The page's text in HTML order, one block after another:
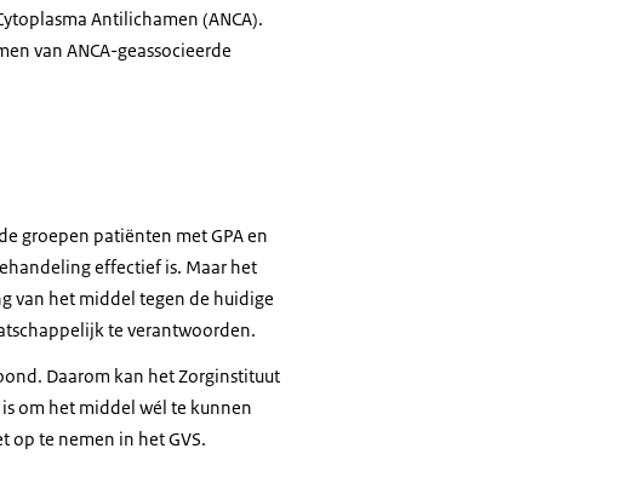
Antilichamen (ANCA).
van ANCA-geassocieerde
groepen patiënten met GPA en
effectief is. Maar het
van het middel tegen de huidige
te verantwoorden.
Daarom kan het Zorginstituut
om het middel wél te kunnen
op te nemen in het GVS.